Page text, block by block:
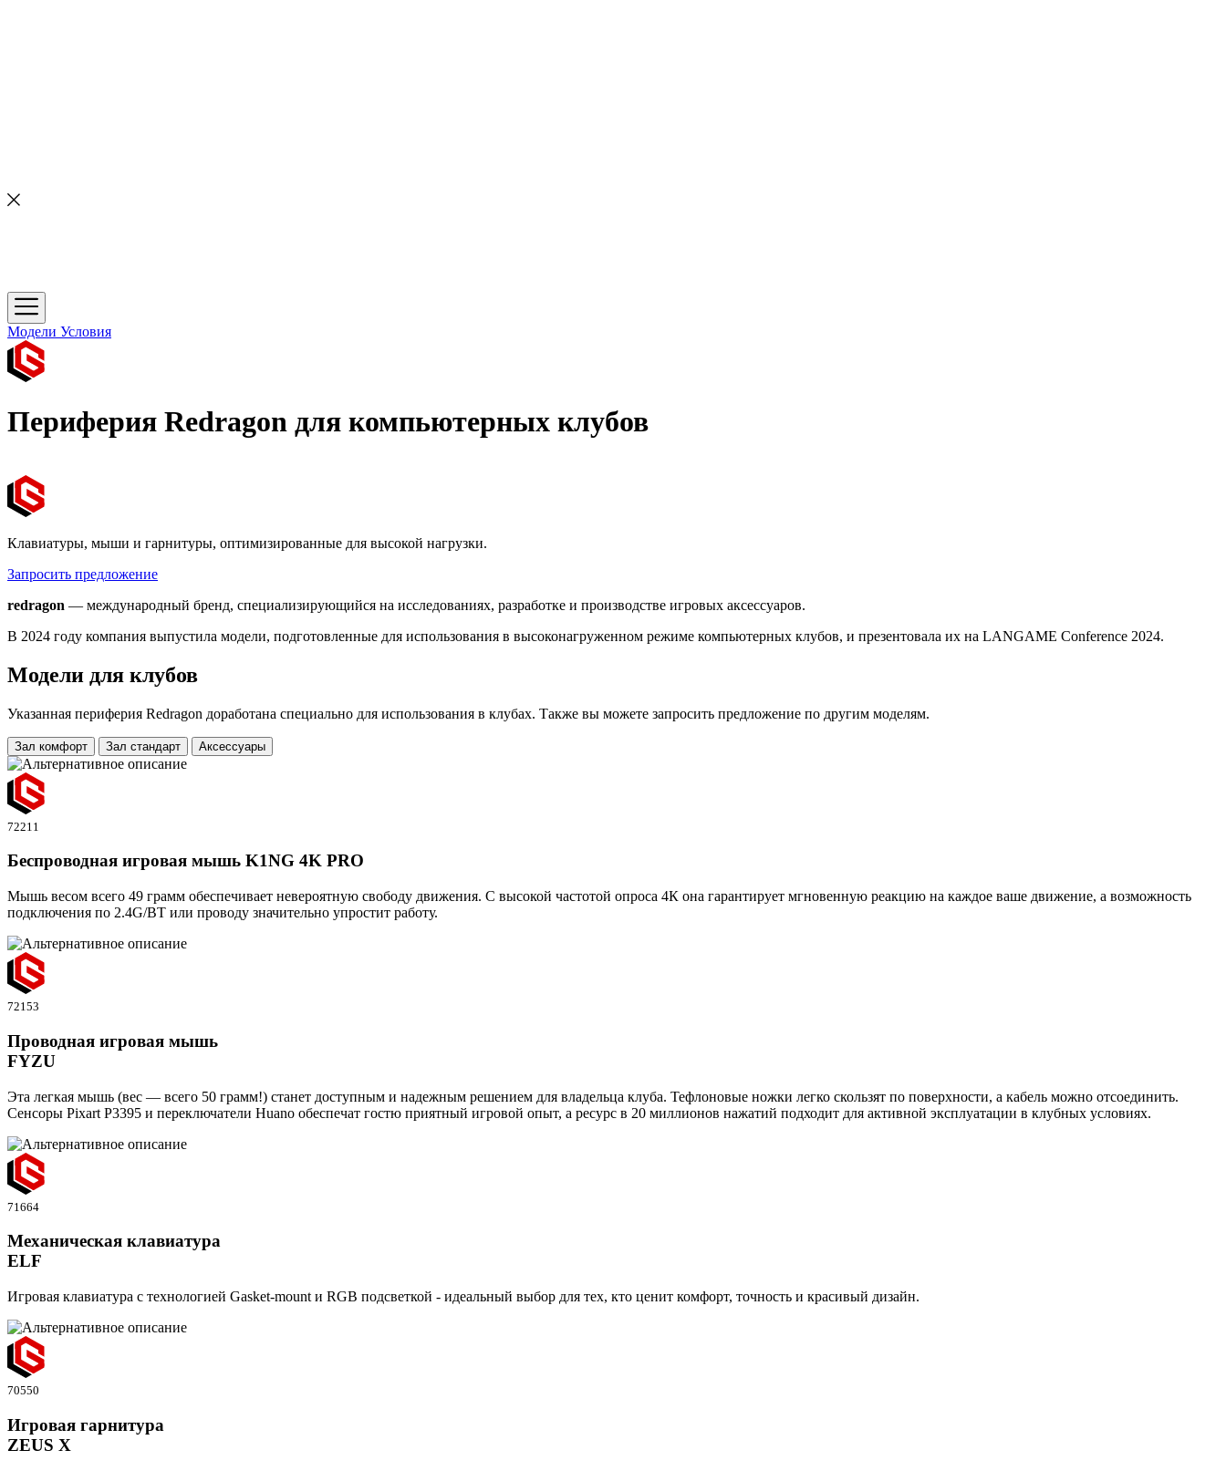
Модели Условия
Периферия Redragon для компьютерных клубов
Клавиатуры, мыши и гарнитуры, оптимизированные для высокой нагрузки.
Запросить предложение
redragon — международный бренд, специализирующийся на исследованиях, разработке и производстве игровых аксессуаров.
В 2024 году компания выпустила модели, подготовленные для использования в высоконагруженном режиме компьютерных клубов, и презентовала их на LANGAME Conference 2024.
Модели для клубов
Указанная периферия Redragon доработана специально для использования в клубах. Также вы можете запросить предложение по другим моделям.
Зал комфорт Зал стандарт Аксессуары
72211
Беспроводная игровая мышь K1NG 4K PRO
Мышь весом всего 49 грамм обеспечивает невероятную свободу движения. С высокой частотой опроса 4К она гарантирует мгновенную реакцию на каждое ваше движение, а возможность
подключения по 2.4G/BT или проводу значительно упростит работу.
72153
Проводная игровая мышь
FYZU
Эта легкая мышь (вес — всего 50 грамм!) станет доступным и надежным решением для владельца клуба. Тефлоновые ножки легко скользят по поверхности, а кабель можно отсоединить.
Сенсоры Pixart P3395 и переключатели Huano обеспечат гостю приятный игровой опыт, а ресурс в 20 миллионов нажатий подходит для активной эксплуатации в клубных условиях.
71664
Механическая клавиатура
ELF
Игровая клавиатура с технологией Gasket-mount и RGB подсветкой - идеальный выбор для тех, кто ценит комфорт, точность и красивый дизайн.
70550
Игровая гарнитура
ZEUS X